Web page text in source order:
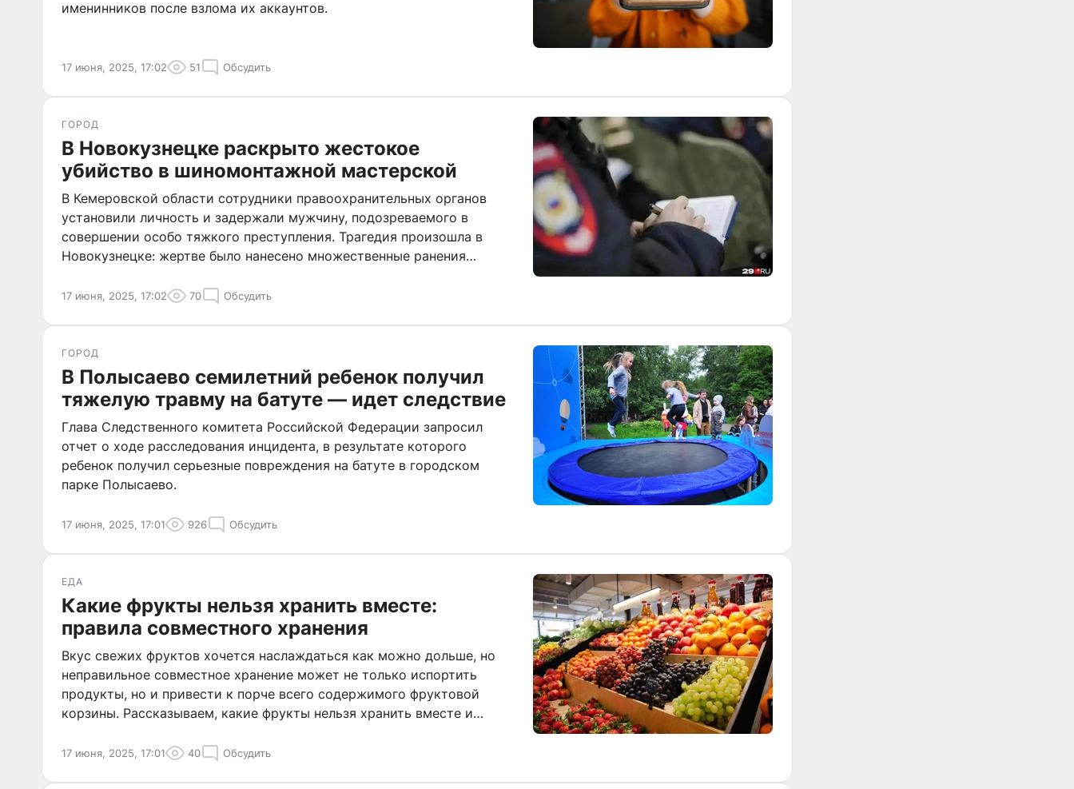
именинников после взлома их аккаунтов.
17 июня, 2025, 17:02 51 Обсудить
ГОРОД
В Новокузнецке раскрыто жестокое
убийство в шиномонтажной мастерской
В Кемеровской области сотрудники правоохранительных органов
установили личность и задержали мужчину, подозреваемого в
совершении особо тяжкого преступления. Трагедия произошла в
Новокузнецке: жертве было нанесено множественные ранения
17 июня, 2025, 17:02 70 Обсудить
ГОРОД
В Полысаево семилетний ребенок получил
тяжелую травму на батуте — идет следствие
Глава Следственного комитета Российской Федерации запросил
отчет о ходе расследования инцидента, в результате которого
ребенок получил серьезные повреждения на батуте в городском
парке Полысаево.
17 июня, 2025, 17:01 926 Обсудить
ЕДА
Какие фрукты нельзя хранить вместе:
правила совместного хранения
Вкус свежих фруктов хочется наслаждаться как можно дольше, но
неправильное совместное хранение может не только испортить
продукты, но и привести к порче всего содержимого фруктовой
корзины. Рассказываем, какие фрукты нельзя хранить вместе и
17 июня, 2025, 17:01 40 Обсудить